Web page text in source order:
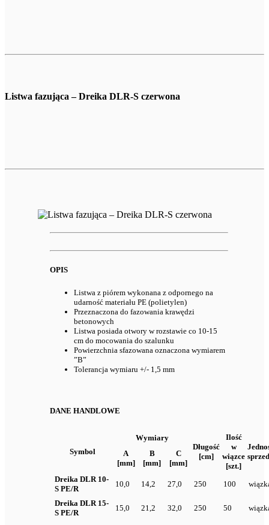
Listwa fazująca – Dreika DLR-S czerwona
OPIS
Listwa z piórem wykonana z odpornego na
udarność materiału PE (polietylen)
Przeznaczona do fazowania krawędzi
betonowych
Listwa posiada otwory w rozstawie co 10-15
cm do mocowania do szalunku
Powierzchnia sfazowana oznaczona wymiarem
”B”
Tolerancja wymiaru +/- 1,5 mm
DANE HANDLOWE
Symbol
Wymiary
Długość
[cm]
Ilość
w
wiązce
[szt.]
A
[mm]
B
[mm]
C
[mm]
Dreika DLR 10-
S PE/R
10,0 14,2 27,0 250 100
Dreika DLR 15-
S PE/R
15,0 21,2 32,0 250 50